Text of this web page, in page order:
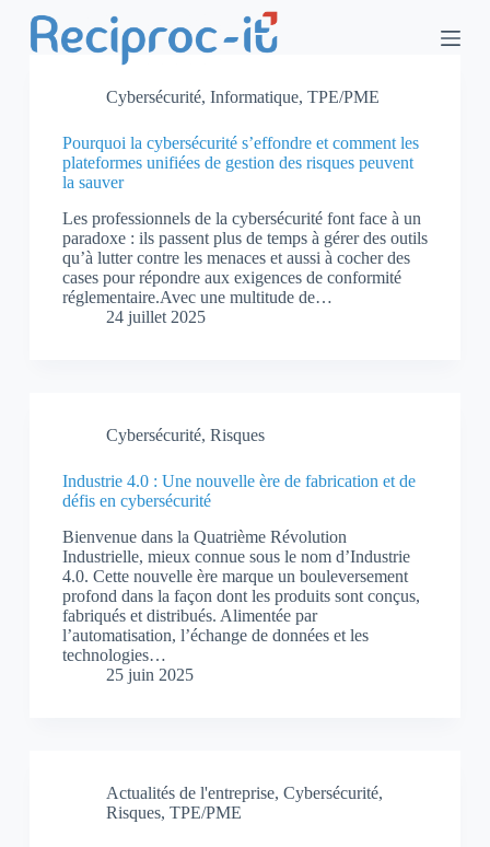
P
Cybersécurité, Informatique, TPE/PME
Pourquoi la cybersécurité s’effondre et comment les
plateformes unifiées de gestion des risques peuvent
la sauver
Les professionnels de la cybersécurité font face à un
paradoxe : ils passent plus de temps à gérer des outils
qu’à lutter contre les menaces et aussi à cocher des
cases pour répondre aux exigences de conformité
réglementaire.Avec une multitude de…
24 juillet 2025
Cybersécurité, Risques
Industrie 4.0 : Une nouvelle ère de fabrication et de
défis en cybersécurité
Bienvenue dans la Quatrième Révolution
Industrielle, mieux connue sous le nom d’Industrie
4.0. Cette nouvelle ère marque un bouleversement
profond dans la façon dont les produits sont conçus,
fabriqués et distribués. Alimentée par
l’automatisation, l’échange de données et les
technologies…
25 juin 2025
Actualités de l'entreprise, Cybersécurité,
Risques, TPE/PME